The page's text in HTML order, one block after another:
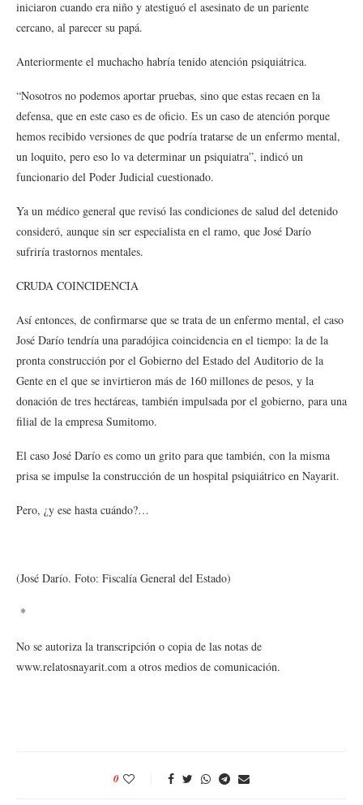
iniciaron cuando era niño y atestiguó el asesinato de un pariente
cercano, al parecer su papá.
Anteriormente el muchacho habría tenido atención psiquiátrica.
“Nosotros no podemos aportar pruebas, sino que estas recaen en la
defensa, que en este caso es de oficio. Es un caso de atención porque
hemos recibido versiones de que podría tratarse de un enfermo mental,
un loquito, pero eso lo va determinar un psiquiatra”, indicó un
funcionario del Poder Judicial cuestionado.
Ya un médico general que revisó las condiciones de salud del detenido
consideró, aunque sin ser especialista en el ramo, que José Darío
sufriría trastornos mentales.
CRUDA COINCIDENCIA
Así entonces, de confirmarse que se trata de un enfermo mental, el caso
José Darío tendría una paradójica coincidencia en el tiempo: la de la
pronta construcción por el Gobierno del Estado del Auditorio de la
Gente en el que se invirtieron más de 160 millones de pesos, y la
donación de tres hectáreas, también impulsada por el gobierno, para una
filial de la empresa Sumitomo.
El caso José Darío es como un grito para que también, con la misma
prisa se impulse la construcción de un hospital psiquiátrico en Nayarit.
Pero, ¿y ese hasta cuándo?…
(José Darío. Foto: Fiscalía General del Estado)
*
No se autoriza la transcripción o copia de las notas de
www.relatosnayarit.com a otros medios de comunicación.
0